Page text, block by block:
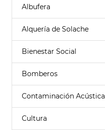
Albufera
Alquería de Solache
Bienestar Social
Bomberos
Contaminación Acústica
Cultura